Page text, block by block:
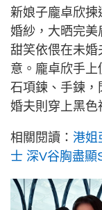
新娘子龐卓欣揀
婚紗，大晒完
甜笑依偎在未婚
意。龐卓欣手
石項鍊、手鍊
婚夫則穿上黑色
相關閱讀： 港姐
士 深V谷胸盡顯